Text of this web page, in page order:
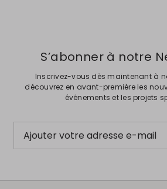
S’abonner à notre
Inscrivez-vous dès maintenant à
découvrez en avant-première les
événements et les projets
Ajouter votre adresse e-mail